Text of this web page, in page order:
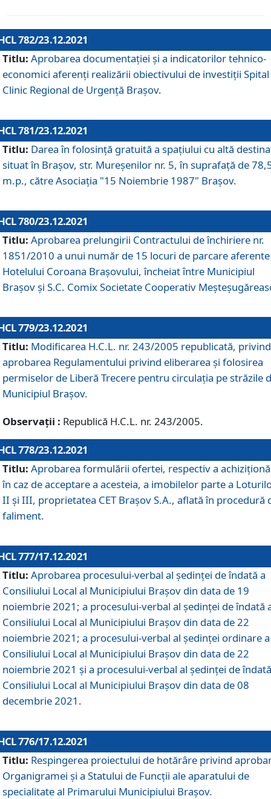
782/23.12.2021
Titlu: Aprobarea documentației și a indicatorilor tehnico-
economici aferenți realizării obiectivului de investiții Spital
Clinic Regional de Urgență Brașov.
781/23.12.2021
Titlu: Darea în folosinţă gratuită a spaţiului cu altă
situat în Braşov, str. Mureşenilor nr. 5, în suprafaţă de
m.p., către Asociaţia "15 Noiembrie 1987" Braşov.
780/23.12.2021
Titlu: Aprobarea prelungirii Contractului de închiriere nr.
1851/2010 a unui număr de 15 locuri de parcare aferente
Hotelului Coroana Brașovului, încheiat între Municipiul
Braşov şi S.C. Comix Societate Cooperativ
779/23.12.2021
Titlu: Modificarea H.C.L. nr. 243/2005 republicată, privind
aprobarea Regulamentului privind eliberarea şi folosirea
permiselor de Liberă Trecere pentru circulația pe străzile
Municipiul Braşov.
Observații : Republică H.C.L. nr. 243/2005.
778/23.12.2021
Titlu: Aprobarea formulării ofertei, respectiv a
în caz de acceptare a acesteia, a imobilelor parte a
II și III, proprietatea CET Brașov S.A., aflată în procedură
faliment.
777/17.12.2021
Titlu: Aprobarea procesului-verbal al şedinţei de îndată a
Consiliului Local al Municipiului Braşov din data de 19
noiembrie 2021; a procesului-verbal al şedinţei de îndată
Consiliului Local al Municipiului Braşov din data de 22
noiembrie 2021; a procesului-verbal al şedinţei ordinare a
Consiliului Local al Municipiului Braşov din data de 22
noiembrie 2021 și a procesului-verbal al şedinţei de
Consiliului Local al Municipiului Braşov din data de 08
decembrie 2021.
776/17.12.2021
Titlu: Respingerea proiectului de hotărâre privind
Organigramei şi a Statului de Funcţii ale aparatului de
specialitate al Primarului Municipiului Braşov.